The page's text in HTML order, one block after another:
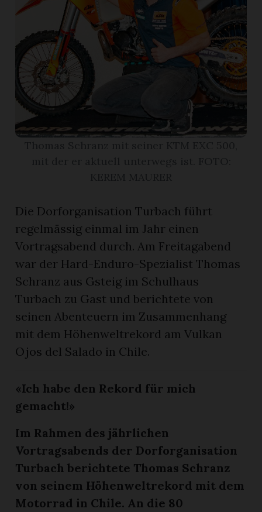
Die Dorforganisation Turbach führt
regelmässig einmal im Jahr einen
Vortragsabend durch. Am Freitagabend
war der Hard-Enduro-Spezialist Thomas
Schranz aus Gsteig im Schulhaus
Turbach zu Gast und berichtete von
seinen Abenteuern im Zusammenhang
mit dem Höhenweltrekord am Vulkan
Ojos del Salado in Chile.
«Ich habe den Rekord für mich
gemacht!»
Im Rahmen des jährlichen
Vortragsabends der Dorforganisation
Turbach berichtete Thomas Schranz
von seinem Höhenweltrekord mit dem
Motorrad in Chile. An die 80